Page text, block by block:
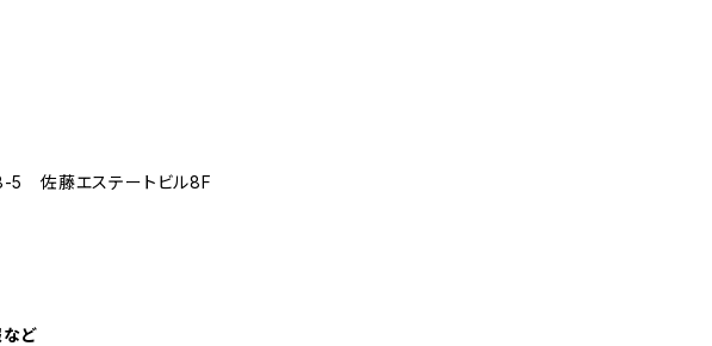
5 佐藤エステートビル8F
など